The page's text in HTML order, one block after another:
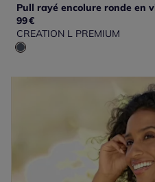
Pull rayé encolure ronde en
99€
CREATION L PREMIUM